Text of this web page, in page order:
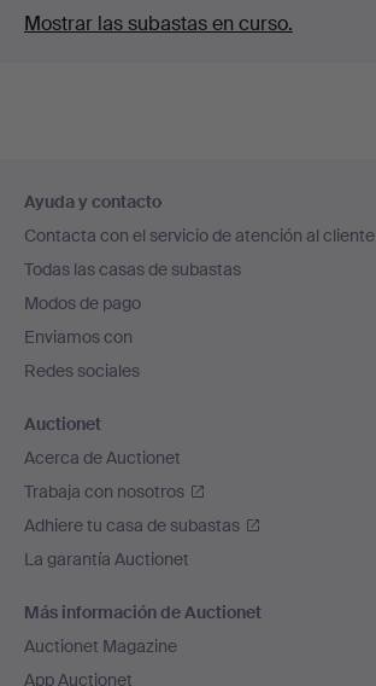
Mostrar las subastas en curso.
en
el
pie
de
página
Ayuda y contacto
Contacta con el servicio de atención al cliente
Todas las casas de subastas
Modos de pago
Enviamos con
Redes sociales
Auctionet
Acerca de Auctionet
Trabaja con nosotros
Adhiere tu casa de subastas
La garantía Auctionet
Más información de Auctionet
Auctionet Magazine
App Auctionet